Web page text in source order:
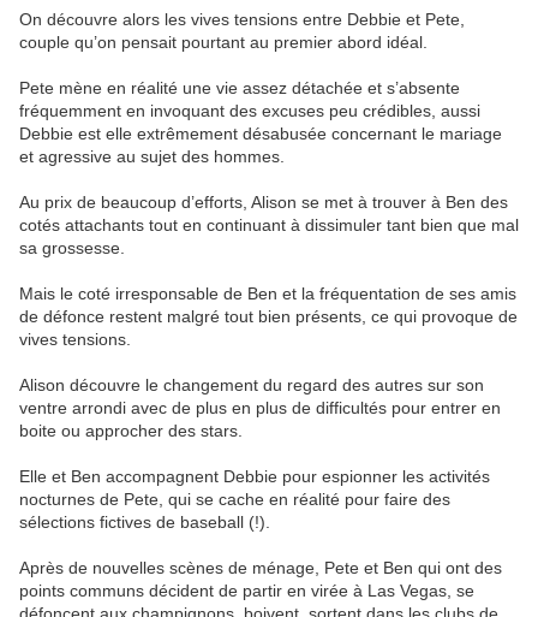
On découvre alors les vives tensions entre Debbie et Pete,
couple qu’on pensait pourtant au premier abord idéal.
Pete mène en réalité une vie assez détachée et s’absente
fréquemment en invoquant des excuses peu crédibles, aussi
Debbie est elle extrêmement désabusée concernant le mariage
et agressive au sujet des hommes.
Au prix de beaucoup d’efforts, Alison se met à trouver à Ben des
cotés attachants tout en continuant à dissimuler tant bien que mal
sa grossesse.
Mais le coté irresponsable de Ben et la fréquentation de ses amis
de défonce restent malgré tout bien présents, ce qui provoque de
vives tensions.
Alison découvre le changement du regard des autres sur son
ventre arrondi avec de plus en plus de difficultés pour entrer en
boite ou approcher des stars.
Elle et Ben accompagnent Debbie pour espionner les activités
nocturnes de Pete, qui se cache en réalité pour faire des
sélections fictives de baseball (!).
Après de nouvelles scènes de ménage, Pete et Ben qui ont des
points communs décident de partir en virée à Las Vegas, se